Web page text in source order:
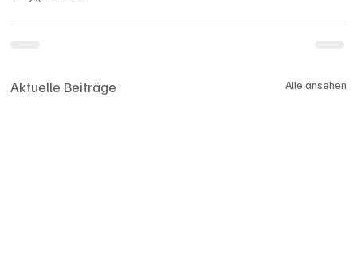
Aktuelle Beiträge Alle ansehen